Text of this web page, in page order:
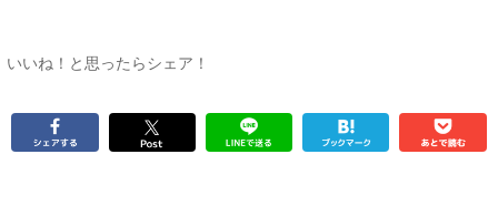
いいね！と思ったらシェア！